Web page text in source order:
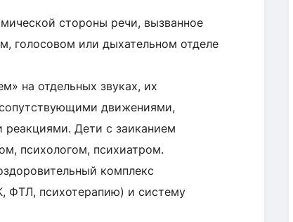
стороны речи, вызванное
голосовом или дыхательном отделе
на отдельных звуках, их
движениями,
реакциями. Дети с заиканием
психологом, психиатром.
комплекс
ФТЛ, психотерапию) и систему